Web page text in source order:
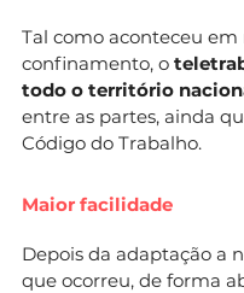
Tal como aconteceu
confinamento, o
todo o território
entre as partes, ainda
Código do Trabalho.
Maior facilidade
Depois da adaptação a
que ocorreu, de forma